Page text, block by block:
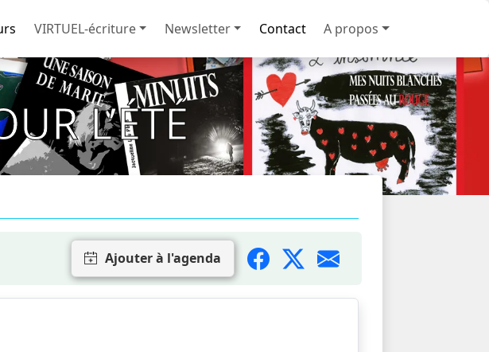
VIRTUEL-écriture Newsletter Contact A propos
L’ÉTÉ
Ajouter à l'agenda